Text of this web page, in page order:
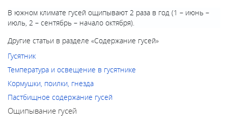
В южном климате гусей ощипывают 2 раза в год (1 – июнь –
июль, 2 – сентябрь – начало октября).
Другие статьи в разделе «Содержание гусей»
Гусятник
Температура и освещение в гусятнике
Кормушки, поилки, гнезда
Пастбищное содержание гусей
Ощипывание гусей